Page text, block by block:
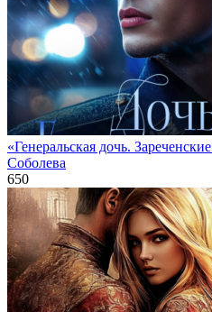
«Генеральская дочь.
Соболева
650